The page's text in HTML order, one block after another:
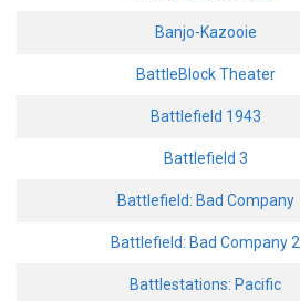
Banjo-Kazooie
BattleBlock Theater
Battlefield 1943
Battlefield 3
Battlefield: Bad Company
Battlefield: Bad Company 2
Battlestations: Pacific